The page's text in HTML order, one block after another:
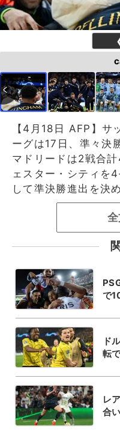
【4月18日 AFP】サ
ーグは17日、準々決
マドリードは2戦合
ェスター・シティを
して準決勝進出を決め
で
ド
転
レ
合